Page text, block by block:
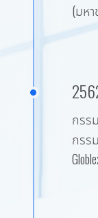
(มห
กรร
กรร